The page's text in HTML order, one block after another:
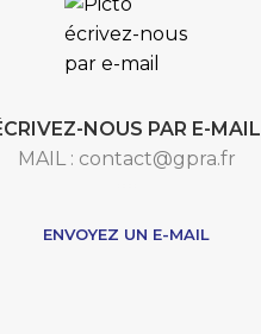
NOUS PAR E-MAIL
MAIL : contact@gpra.fr
ENVOYEZ UN E-MAIL